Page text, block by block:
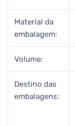
Material da
embalagem:
Volume:
Destino das
embalagens: